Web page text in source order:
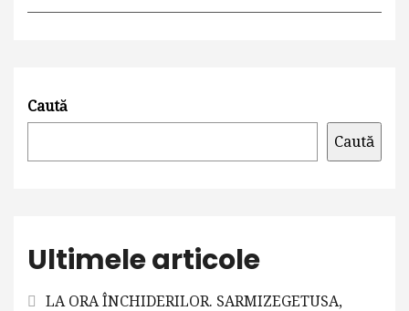
Caută
Caută
Ultimele articole
LA ORA ÎNCHIDERILOR. SARMIZEGETUSA,